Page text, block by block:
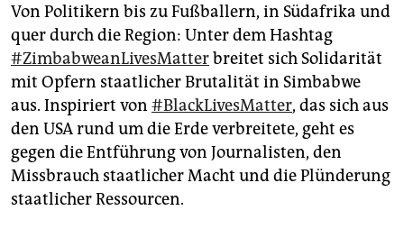
abo
genossenschaft
epaper login
Von Politikern bis zu Fußballern, in Südafrika und
quer durch die Region: Unter dem Hashtag
#ZimbabweanLivesMatterbreitet sich Solidarität
mit Opfern staatlicher Brutalität in Simbabwe
aus. Inspiriert von #BlackLivesMatter, das sich aus
den USA rund um die Erde verbreitete, geht es
gegen die Entführung von Journalisten, den
Missbrauch staatlicher Macht und die Plünderung
staatlicher Ressourcen.